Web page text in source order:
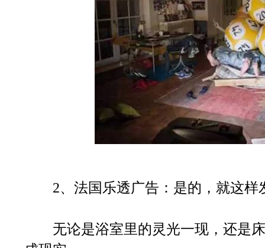
2、法国乐透广告：是的，就这样
无论是浴室里的灵光一现，还是床